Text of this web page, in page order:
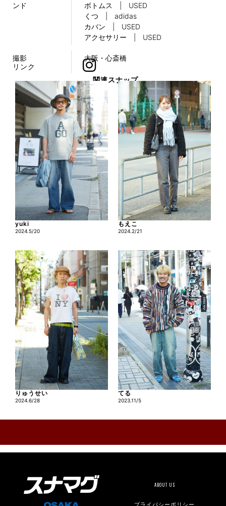
ンド
ボトムス | USED
くつ | adidas
カバン | USED
アクセサリー | USED
撮影
大阪・心斎橋
リンク
関連スナップ
yuki
2024.5/20
もえこ
2024.2/21
りゅうせい
2024.6/28
てる
2023.11/5
ABOUT US
プライバシーポリシー